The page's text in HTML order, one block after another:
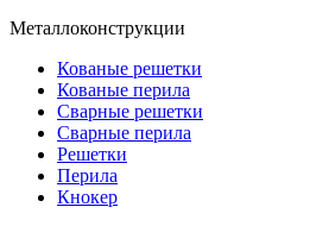
Металлоконструкции
Кованые решетки
Кованые перила
Сварные решетки
Сварные перила
Решетки
Перила
Кнокер